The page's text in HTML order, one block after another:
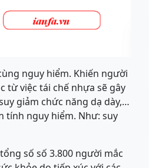
nguy hiểm. Khiến người
từ việc tái chế nhựa sẽ gây
giảm chức năng dạ dày,…
tính nguy hiểm. Như: suy
số số 3.800 người mắc